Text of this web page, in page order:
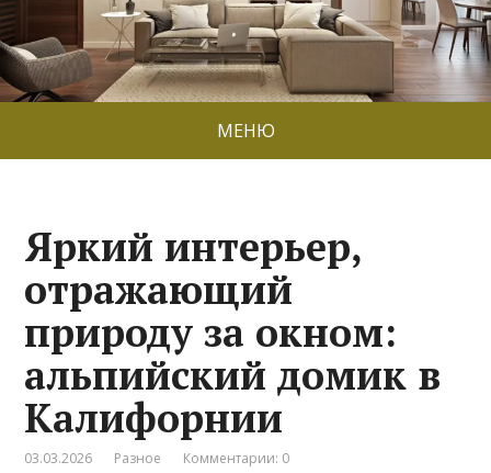
МЕНЮ
Яркий интерьер,
отражающий
природу за окном:
альпийский домик в
Калифорнии
03.03.2026 Разное Комментарии: 0